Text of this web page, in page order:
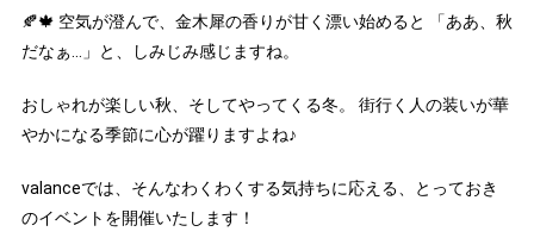
🍂🍁 空気が澄んで、金木犀の香りが甘く漂い始めると 「ああ、秋
だなぁ…」と、しみじみ感じますね。
おしゃれが楽しい秋、そしてやってくる冬。 街行く人の装いが華
やかになる季節に心が躍りますよね♪
valanceでは、そんなわくわくする気持ちに応える、とっておき
のイベントを開催いたします！